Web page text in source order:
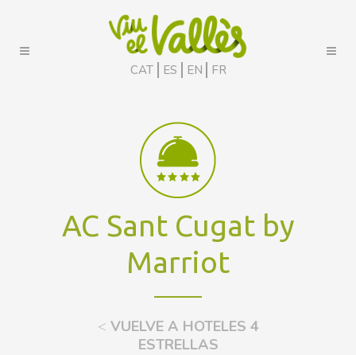
CAT ES EN FR
AC Sant Cugat by
Marriot
< VUELVE A HOTELES 4
ESTRELLAS